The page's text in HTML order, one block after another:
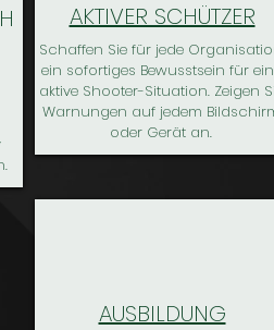
AKTIVER SCHÜTZER
Schaffen Sie für jede
ein sofortiges Bewusstsein für
aktive Shooter-Situation. Zeigen
Warnungen auf jedem
oder Gerät an.
AUSBILDUNG